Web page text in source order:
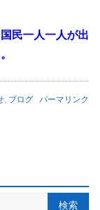
民一人一人が出
, ブログ パーマリンク